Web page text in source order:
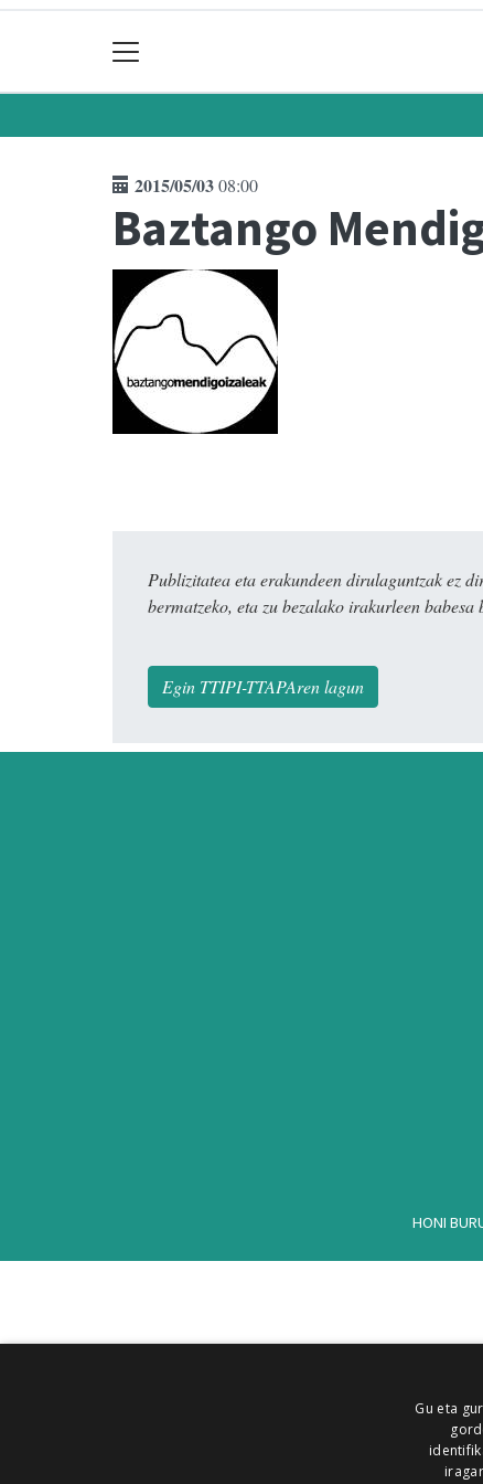
2015/05/0308:00
Baztango
Publizitatea eta erakundeen dirulaguntzak ez
bermatzeko, eta zu bezalako irakurleen
Egin TTIPI-TTAPAren lagun
HONI
Gu eta